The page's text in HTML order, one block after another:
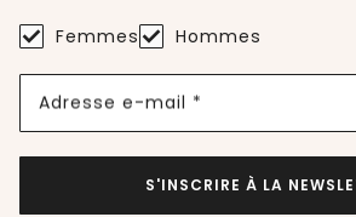
Femmes Hommes
Adresse e-mail *
S'INSCRIRE À LA